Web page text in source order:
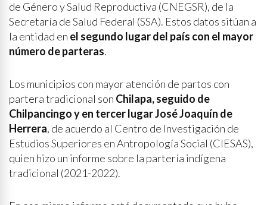
de Género y Salud Reproductiva (CNEGSR), de la
Secretaría de Salud Federal (SSA). Estos datos sitúan a
la entidad en el segundo lugar del país con el mayor
número de parteras.
Los municipios con mayor atención de partos con
partera tradicional son Chilapa, seguido de
Chilpancingo y en tercer lugar José Joaquín de
Herrera, de acuerdo al Centro de Investigación de
Estudios Superiores en Antropología Social (CIESAS),
quien hizo un informe sobre la partería indígena
tradicional (2021-2022).